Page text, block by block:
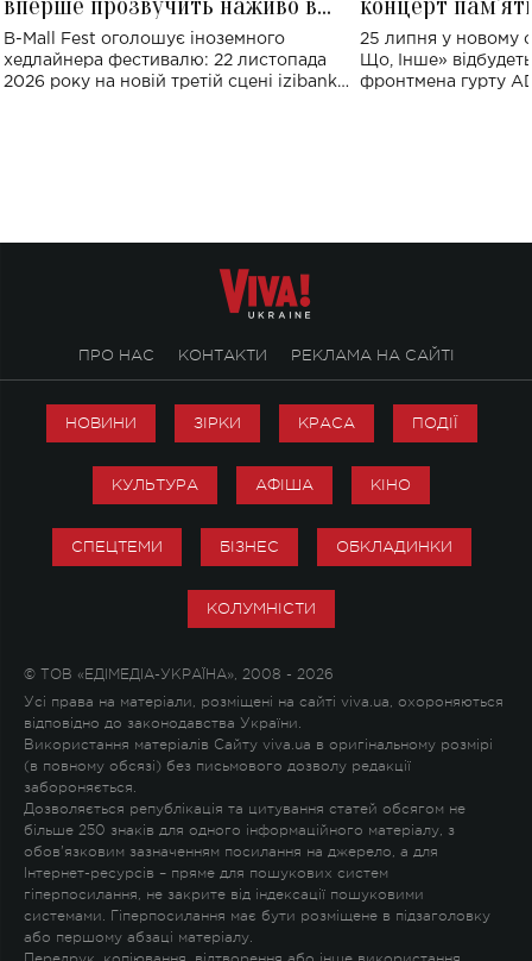
вперше прозвучить наживо в
Україні: де відбудеться концерт
B-Mall Fest оголошує іноземного
хедлайнера фестивалю: 22 листопада
2026 року на новій третій сцені izibank
концерт
Клименка:
виконають
25 липня у новому
Що, Інше»
фронтмена гурту
ПРО НАС КОНТАКТИ РЕКЛАМА НА САЙТІ
НОВИНИ ЗІРКИ КРАСА ПОДІЇ
КУЛЬТУРА АФІША КІНО
СПЕЦТЕМИ БІЗНЕС ОБКЛАДИНКИ
КОЛУМНІСТИ
© ТОВ «ЕДІМЕДІА-УКРАЇНА», 2008 - 2026
Усі права на матеріали, розміщені на сайті viva.ua, охороняються
відповідно до законодавства України.
Використання матеріалів Сайту viva.ua в оригінальному розмірі
(в повному обсязі) без письмового дозволу редакції
забороняється.
Дозволяється републікація та цитування статей обсягом не
більше 250 знаків для одного інформаційного матеріалу, з
обов'язковим зазначенням посилання на джерело, а для
Інтернет-ресурсів – пряме для пошукових систем
гіперпосилання, не закрите від індексації пошуковими
системами. Гіперпосилання має бути розміщене в підзаголовку
або першому абзаці матеріалу.